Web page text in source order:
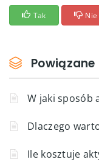
Tak Nie
W jaki sposób
Dlaczego
Ile kosztuje